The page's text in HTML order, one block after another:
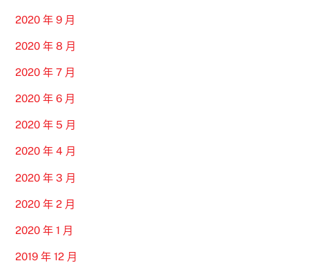
2020 年 9 月
2020 年 8 月
2020 年 7 月
2020 年 6 月
2020 年 5 月
2020 年 4 月
2020 年 3 月
2020 年 2 月
2020 年 1 月
2019 年 12 月